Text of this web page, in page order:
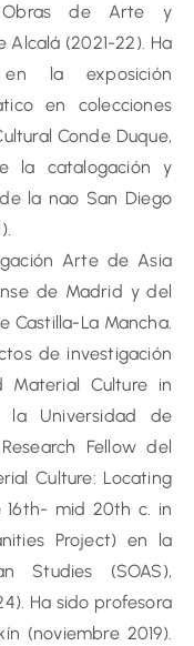
Obras de Arte y
(2021-22). Ha
la exposición
en colecciones
Conde Duque,
la catalogación y
la nao San Diego
Arte de Asia
de Madrid y del
Castilla-La Mancha.
de investigación
Material Culture in
la Universidad de
Fellow del
Culture: Locating
16th- mid 20th c. in
Project) en la
Studies (SOAS),
Ha sido profesora
(noviembre 2019).